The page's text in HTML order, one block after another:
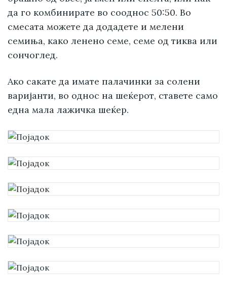
да го комбинирате во сооднос 50:50. Во
смесата можете да додадете и мелени
семиња, како ленено семе, семе од тиква или
сончоглед.
Ако сакате да имате палачинки за солени
варијанти, во однос на шеќерот, ставете само
една мала лажичка шеќер.